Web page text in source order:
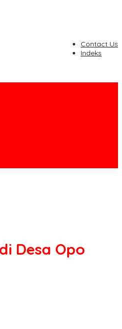
Contact Us
Indeks
Desa Opo